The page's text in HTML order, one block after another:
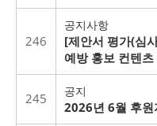
246
공지사항
[제안서 평가(심
예방 홍보 컨텐
245 공지
2026년 6월 후원